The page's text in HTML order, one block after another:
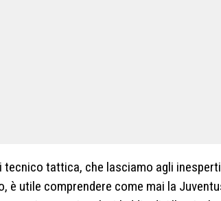
tecnico tattica, che lasciamo agli
è utile comprendere come mai la